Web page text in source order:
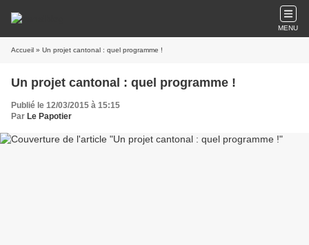
MENU
Accueil » Un projet cantonal : quel programme !
Un projet cantonal : quel programme !
Publié le 12/03/2015 à 15:15
Par Le Papotier